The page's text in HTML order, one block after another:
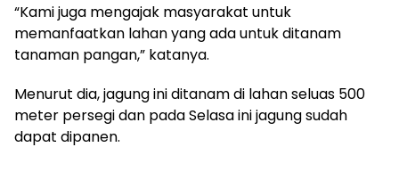
“Kami juga mengajak masyarakat untuk
memanfaatkan lahan yang ada untuk ditanam
tanaman pangan,” katanya.
Menurut dia, jagung ini ditanam di lahan seluas 500
meter persegi dan pada Selasa ini jagung sudah
dapat dipanen.